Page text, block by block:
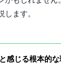
ます。
と感じる根本的